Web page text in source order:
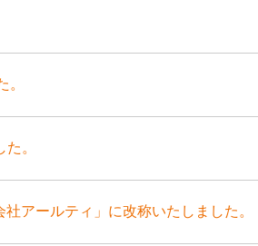
。
アールティ」に改称いたしました。